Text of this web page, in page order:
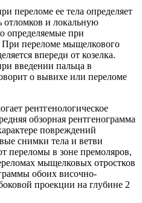
переломе ее тела определяет
отломков и локальную
определяемые при
переломе мыщелкового
впереди от козелка.
введении пальца в
о вывихе или переломе
рентгенологическое
обзорная рентгенограмма
повреждений
снимки тела и ветви
переломы в зоне премоляров,
мыщелковых отростков
обоих височно-
проекции на глубине 2